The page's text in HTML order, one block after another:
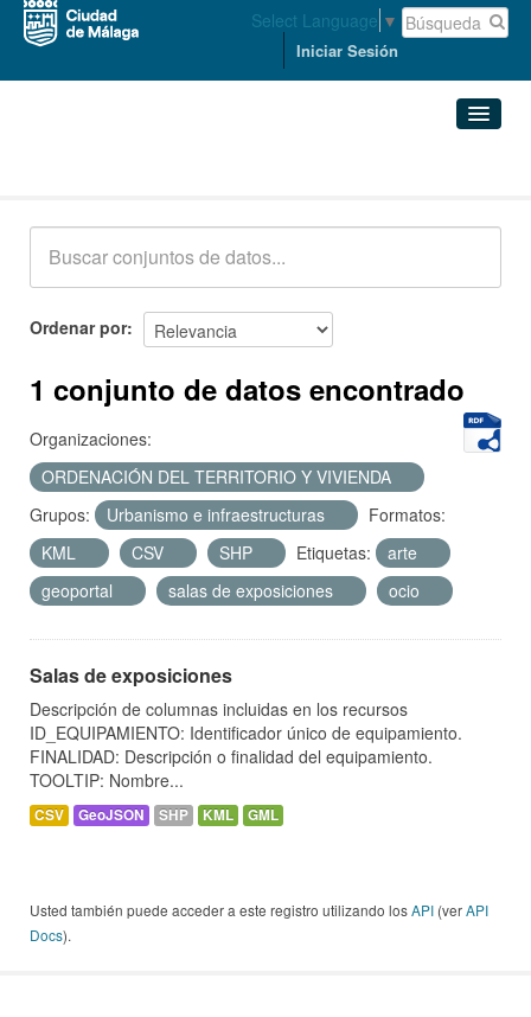
Select Language ▼
Iniciar Sesión
Acerca de
Ordenar por
1 conjunto de datos encontrado
Organizaciones:
ORDENACIÓN DEL TERRITORIO Y VIVIENDA
Grupos:
Urbanismo e infraestructuras
Formatos:
KML
CSV SHP Etiquetas:
arte
geoportal
salas de exposiciones ocio
Salas de exposiciones
Descripción de columnas incluidas en los recursos
ID_EQUIPAMIENTO: Identificador único de equipamiento.
FINALIDAD: Descripción o finalidad del equipamiento.
TOOLTIP: Nombre...
CSV GeoJSON SHP KML GML
Usted también puede acceder a este registro utilizando losAPI (verAPI
Docs).